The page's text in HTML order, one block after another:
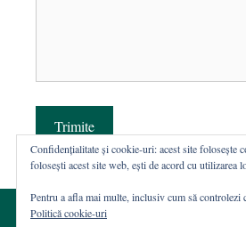
Trimite
Confidențialitate și cookie-uri: acest site folosește
folosești acest site web, ești de acord cu utilizarea
Pentru a afla mai multe, inclusiv cum să controlezi
Politică cookie-uri